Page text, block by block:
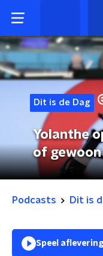
Dit is de Dag
Yolanthe
of gewoon
Podcasts Dit is
Speel